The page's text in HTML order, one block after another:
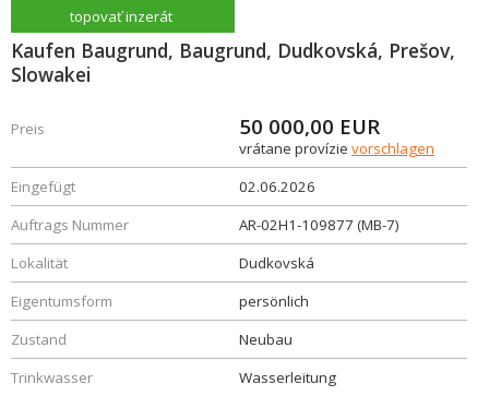
topovať inzerát
Kaufen Baugrund, Baugrund, Dudkovská, Prešov,
Slowakei
Preis 50 000,00 EUR
vrátane provízie vorschlagen
Eingefügt
02.06.2026
Auftrags Nummer
AR-02H1-109877 (MB-7)
Lokalität
Dudkovská
Eigentumsform
persönlich
Zustand
Neubau
Trinkwasser
Wasserleitung